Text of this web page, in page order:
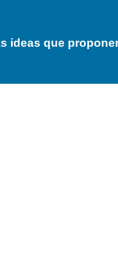
ideas que